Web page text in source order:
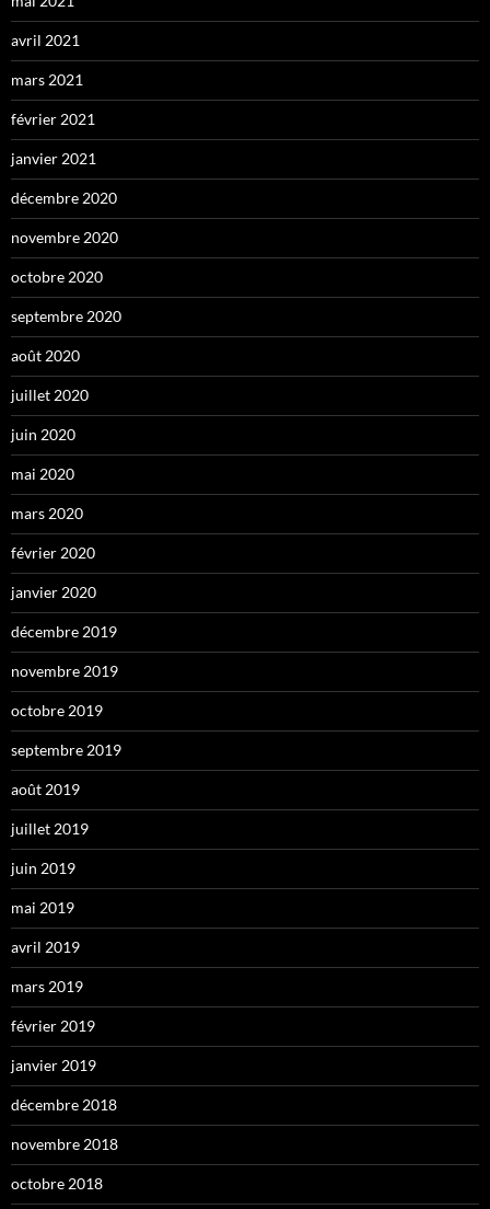
avril 2021
mars 2021
février 2021
janvier 2021
décembre 2020
novembre 2020
octobre 2020
septembre 2020
août 2020
juillet 2020
juin 2020
mai 2020
mars 2020
février 2020
janvier 2020
décembre 2019
novembre 2019
octobre 2019
septembre 2019
août 2019
juillet 2019
juin 2019
mai 2019
avril 2019
mars 2019
février 2019
janvier 2019
décembre 2018
novembre 2018
octobre 2018